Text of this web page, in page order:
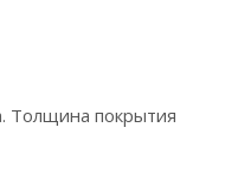
Толщина покрытия